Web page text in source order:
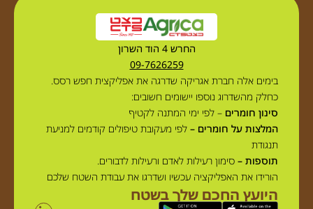
החרש 4 הוד השרון
09-7626259
בימים אלה חברת אגריקה שדרגה את אפליקצית חפש רסס.
כחלק מהשדרוג נוספו יישומים חשובים:
סינון חומרים – לפי ימי המתנה לקטיף
המלצות על חומרים – לפי מעקובת טיפולים קודמים למניעת
תנגודת
תוספות – סימון רעילות לאדם ורעילות לדבורים.
הורידו את האפליקציה עכשיו ושדרגו את עבודת השטח שלכם
היועץ החכם שלך בשטח